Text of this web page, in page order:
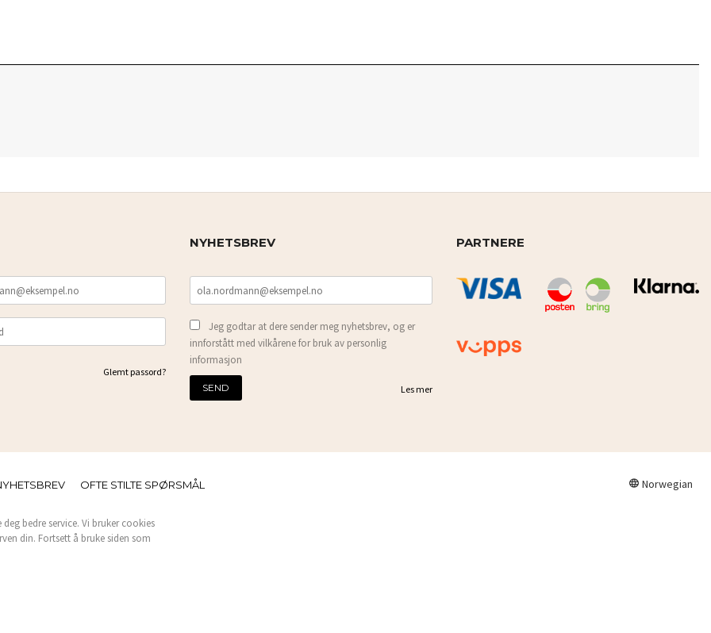
Glemt passord?
NYHETSBREV
Jeg godtar at dere sender meg nyhetsbrev, og er
innforstått med vilkårene for bruk av personlig
informasjon
Les mer
PARTNERE
Norwegian
OFTE STILTE SPØRSMÅL
bedre service. Vi bruker cookies
din. Fortsett å bruke siden som